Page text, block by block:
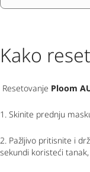
Kako
Resetovanje Ploom
1. Skinite prednju
2. Pažljivo pritisnite i
sekundi koristeći